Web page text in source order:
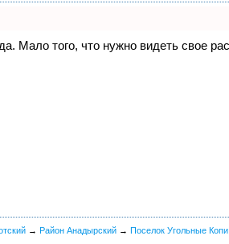
Мало того, что нужно видеть свое
→ Район Анадырский → Поселок Угольные